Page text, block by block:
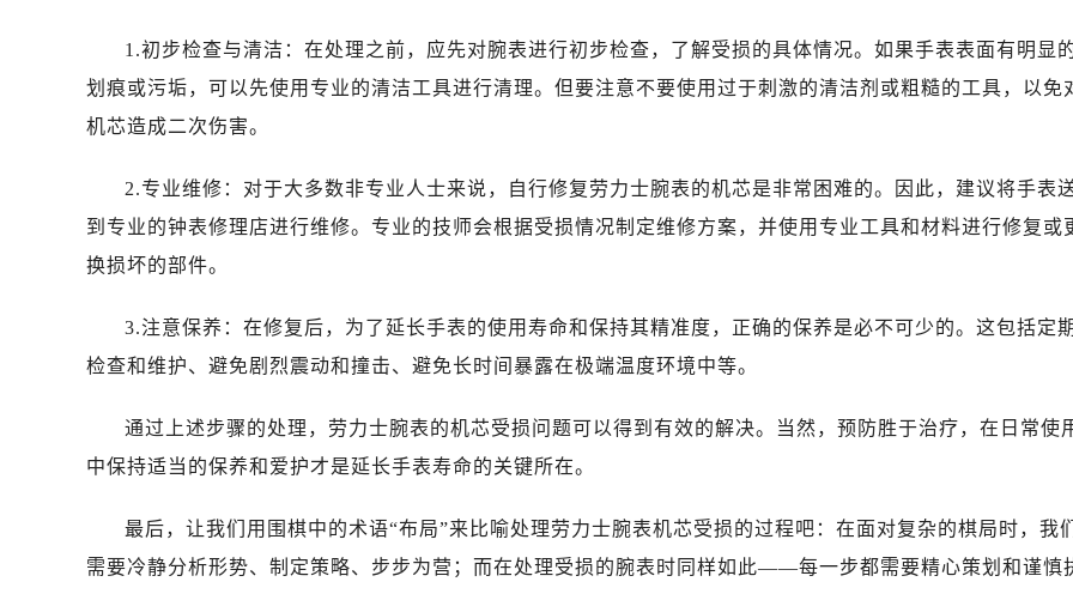
合肥市蜀山区潜山路111号万象城华润大厦B座12楼03室（需提前预约）
泉州市丰泽区宝洲路729号浦西万达中心写字楼A座7楼709室（需提前预约）
青岛市南区山东路6号华润大厦B座22层04室（需提前预约）
长春市朝阳区西安大路727号中银大厦A座(旺进大厦)18层09室（需提前预约）
贵阳市南明区都司高架桥路33号亨特国际金融中心14楼14D（需提前预约）
西安市碑林区南关正街88号华侨城长安国际中心E座6楼10室（需提前预约）
台州市椒江区东海大道1800号腾达中心东1幢20楼2002室（需提前预约）
重庆市解放碑渝中区民权路28号英利国际金融中心写字楼20层01室（需提前预约）
1.初步检查与清洁：在处理之前，应先对腕表进行初步检查，了解受损的具体情况。如果手表表面有明显
划痕或污垢，可以先使用专业的清洁工具进行清理。但要注意不要使用过于刺激的清洁剂或粗糙的工具，以免
机芯造成二次伤害。
2.专业维修：对于大多数非专业人士来说，自行修复劳力士腕表的机芯是非常困难的。因此，建议将手表
到专业的钟表修理店进行维修。专业的技师会根据受损情况制定维修方案，并使用专业工具和材料进行修复或
换损坏的部件。
3.注意保养：在修复后，为了延长手表的使用寿命和保持其精准度，正确的保养是必不可少的。这包括定期
检查和维护、避免剧烈震动和撞击、避免长时间暴露在极端温度环境中等。
通过上述步骤的处理，劳力士腕表的机芯受损问题可以得到有效的解决。当然，预防胜于治疗，在日常使
中保持适当的保养和爱护才是延长手表寿命的关键所在。
最后，让我们用围棋中的术语“布局”来比喻处理劳力士腕表机芯受损的过程吧：在面对复杂的棋局时，我们
需要冷静分析形势、制定策略、步步为营；而在处理受损的腕表时同样如此——每一步都需要精心策划和谨慎